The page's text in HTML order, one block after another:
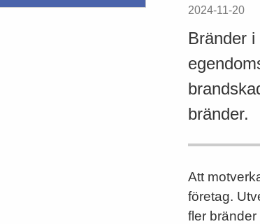
2024-11-20
Bränder
bränder.
Att
företag.
fler